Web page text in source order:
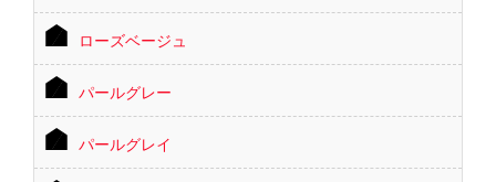
ローズベージュ
パールグレー
パールグレイ